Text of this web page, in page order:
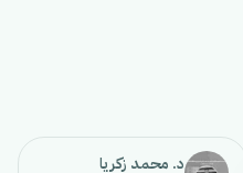
د. محمد زكريا